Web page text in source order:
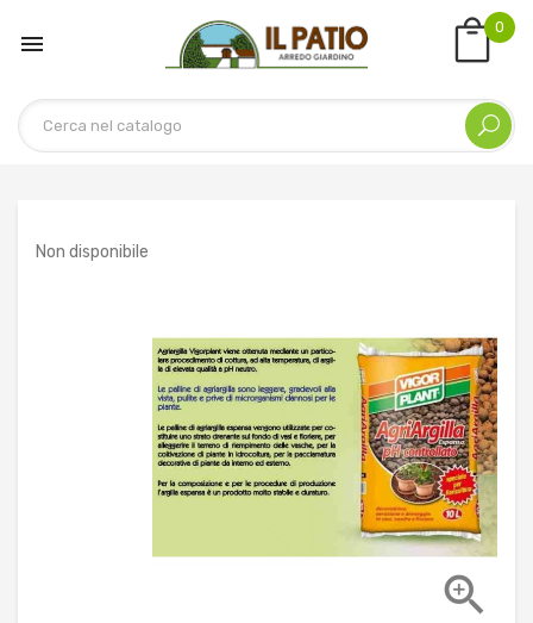

0
Non disponibile
